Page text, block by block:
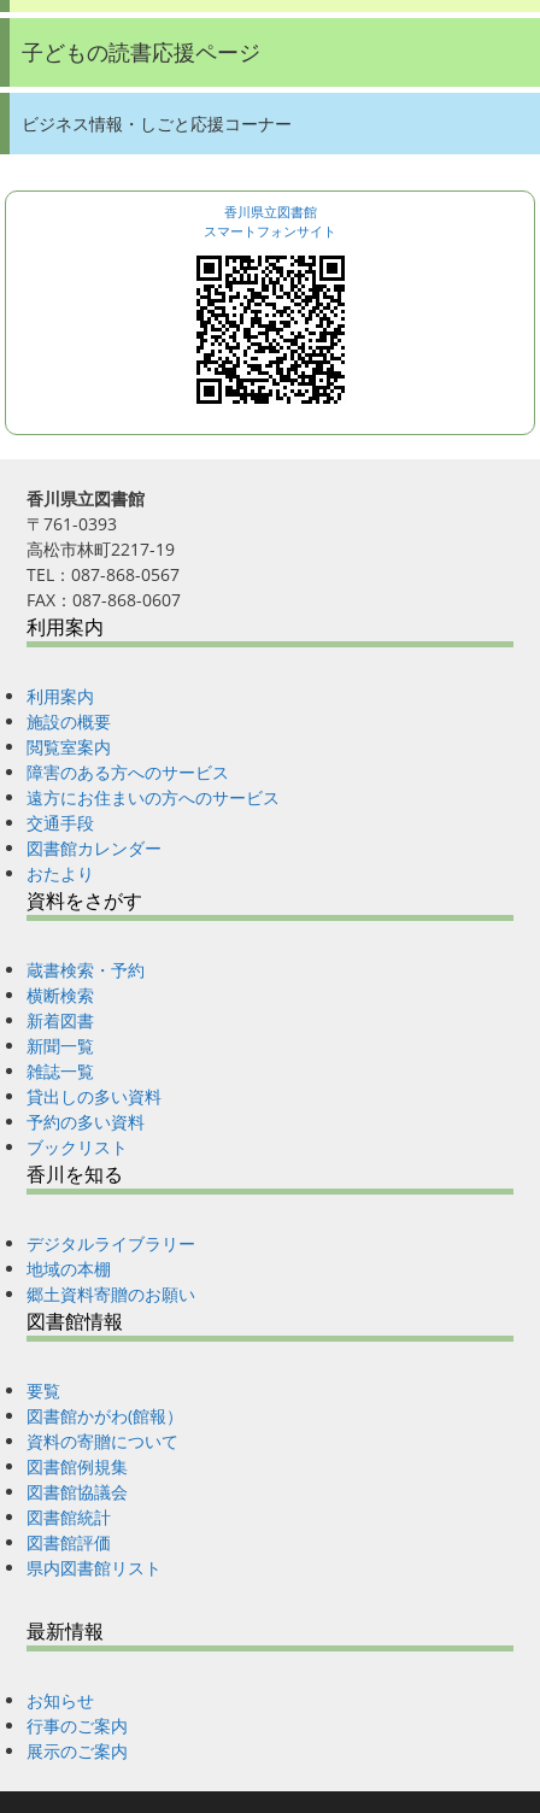
子どもの読書応援ページ
ビジネス情報・しごと応援コーナー
香川県立図書館
スマートフォンサイト
香川県立図書館
〒761-0393
高松市林町2217-19
TEL：087-868-0567
FAX：087-868-0607
利用案内
利用案内
施設の概要
閲覧室案内
障害のある方へのサービス
遠方にお住まいの方へのサービス
交通手段
図書館カレンダー
おたより
資料をさがす
蔵書検索・予約
横断検索
新着図書
新聞一覧
雑誌一覧
貸出しの多い資料
予約の多い資料
ブックリスト
香川を知る
デジタルライブラリー
地域の本棚
郷土資料寄贈のお願い
図書館情報
要覧
図書館かがわ(館報）
資料の寄贈について
図書館例規集
図書館協議会
図書館統計
図書館評価
県内図書館リスト
最新情報
お知らせ
行事のご案内
展示のご案内